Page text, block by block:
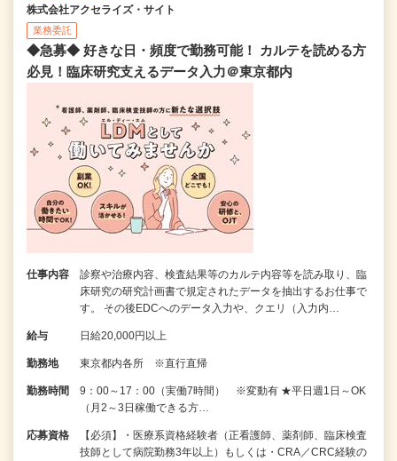
株式会社アクセライズ・サイト
業務委託
◆急募◆ 好きな日・頻度で勤務可能！ カルテを読める方
必見！臨床研究支えるデータ入力＠東京都内
仕事内容
診察や治療内容、検査結果等のカルテ内容等を読み取り、臨
床研究の研究計画書で規定されたデータを抽出するお仕事で
す。 その後EDCへのデータ入力や、クエリ（入力内…
給与 日給20,000円以上
勤務地 東京都内各所 ※直行直帰
勤務時間
9：00～17：00（実働7時間） ※変動有 ★平日週1日～OK
（月2～3日稼働できる方…
応募資格
【必須】・医療系資格経験者（正看護師、薬剤師、臨床検査
技師として病院勤務3年以上）もしくは・CRA／CRC経験の